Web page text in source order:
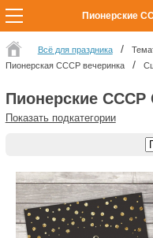
Всё для праздника
Пионерская СССР вечеринка
Пионерские СССР
Показать подкатегории
Пионерские